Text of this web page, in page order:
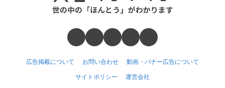
広告掲載について お問い合わせ 動画・バナー広告について
サイトポリシー 運営会社